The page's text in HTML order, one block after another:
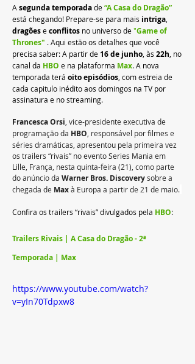
A segunda temporada de “A Casa do Dragão”
está chegando! Prepare-se para mais intriga,
dragões e conflitos no universo de"Game of
Thrones" . Aqui estão os detalhes que você
precisa saber: A partir de 16 de junho, às 22h, no
canal da HBO e na plataforma Max. A nova
temporada terá oito episódios, com estreia de
cada capitulo inédito aos domingos na TV por
assinatura e no streaming.
Francesca Orsi, vice-presidente executiva de
programação da HBO, responsável por filmes e
séries dramáticas, apresentou pela primeira vez
os trailers “rivais” no evento Series Mania em
Lille, França, nesta quinta-feira (21), como parte
do anúncio da Warner Bros. Discovery sobre a
chegada de Max à Europa a partir de 21 de maio.
Confira os trailers “rivais” divulgados pela HBO:
Trailers Rivais | A Casa do Dragão - 2ª
Temporada | Max
https://www.youtube.com/watch?
v=yIn70Tdpxw8